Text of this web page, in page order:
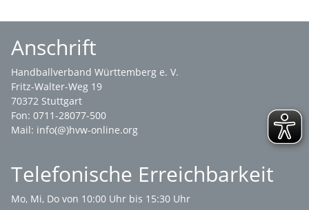
Anschrift
Handballverband Württemberg e. V.
Fritz-Walter-Weg 19
70372 Stuttgart
Fon: 0711-28077-500
Mail: info(@)hvw-online.org
Telefonische Erreichbarkeit
Mo, Mi, Do von 10:00 Uhr bis 15:30 Uhr